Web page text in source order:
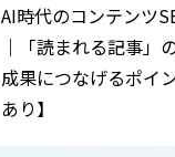
AI時代のコンテンツ
｜「読まれる記事」
成果につなげるポイ
あり】